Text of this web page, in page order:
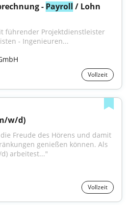
- Payroll / Lohn
führender Projektdienstleister
- Ingenieuren...
Vollzeit
w/d)
Freude des Hörens und damit
genießen können. Als
arbeitest..."
Vollzeit